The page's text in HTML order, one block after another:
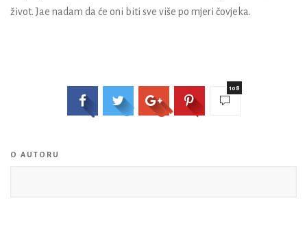
život. Jae nadam da će oni biti sve više po mjeri čovjeka.
108
O AUTORU